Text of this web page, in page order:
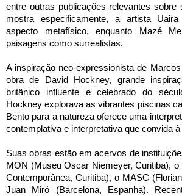
entre outras publicações relevantes
mostra especificamente, a artista
aspecto metafísico, enquanto Mazé
paisagens como surrealistas.
A inspiração neo-expressionista de
obra de David Hockney, grande
britânico influente e celebrado do
Hockney explorava as vibrantes piscinas
Bento para a natureza oferece uma
contemplativa e interpretativa que convida
Suas obras estão em acervos de
MON (Museu Oscar Niemeyer, Curitiba),
Contemporânea, Curitiba), o MASC
Juan Miró (Barcelona, Espanha).